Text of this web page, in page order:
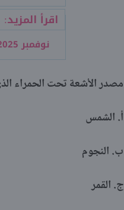
اقرأ المزيد:
نوفمبر 2025 2026
مصدر الأشعة تحت الحمراء
أ. الشمس
ب. النجوم
ج. القمر